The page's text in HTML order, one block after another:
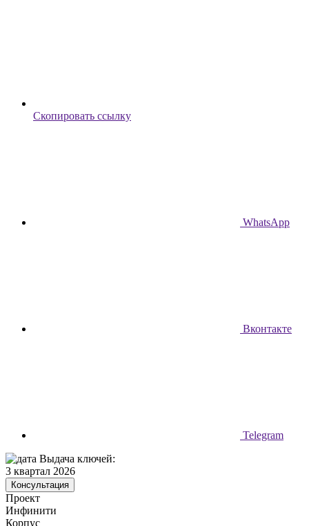
Скопировать ссылку
WhatsApp
Вконтакте
Telegram
Выдача ключей:
3 квартал 2026
Консультация
Проект
Инфинити
Корпус